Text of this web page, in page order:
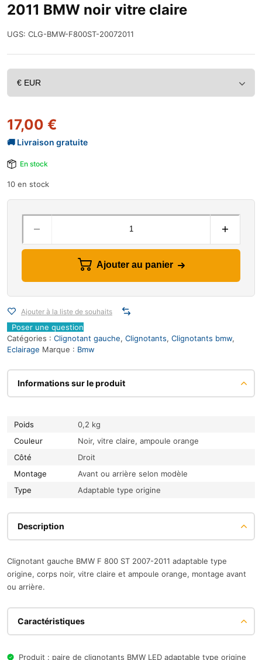
2011 BMW noir vitre claire
UGS: CLG-BMW-F800ST-20072011
17,00 €
En stock
10 en stock
Ajouter au panier
Ajouter à la liste de souhaits
Poser une question
Catégories : Clignotant gauche, Clignotants, Clignotants bmw,
Eclairage Marque : Bmw
Informations sur le produit
Poids
0,2 kg
Couleur
Noir, vitre claire, ampoule orange
Côté
Droit
Montage
Avant ou arrière selon modèle
Type
Adaptable type origine
Description
Clignotant gauche BMW F 800 ST 2007-2011 adaptable type
origine, corps noir, vitre claire et ampoule orange, montage avant
ou arrière.
Caractéristiques
Produit : paire de clignotants BMW LED adaptable type origine